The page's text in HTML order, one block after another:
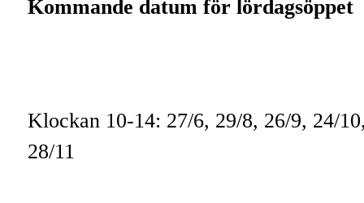
Kommande datum för lördagsöppet
Klockan 10-14: 27/6, 29/8, 26/9, 24/
28/11